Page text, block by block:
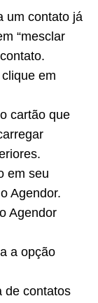
um contato já
“mesclar
em
cartão que
em seu
Agendor.
Agendor
a opção
de contatos